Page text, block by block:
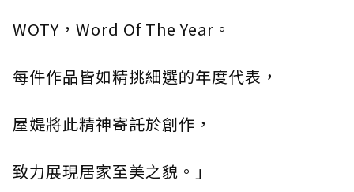
WOTY，Word Of The Year。
每件作品皆如精挑細選的年度代表，
屋媞將此精神寄託於創作，
致力展現居家至美之貌。」